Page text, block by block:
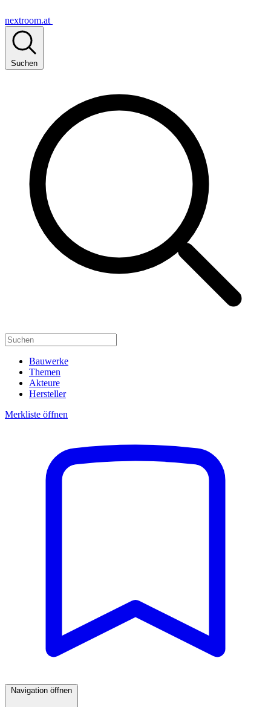
nextroom.at
Suchen
Bauwerke
Themen
Akteure
Hersteller
Merkliste öffnen
Navigation öffnen